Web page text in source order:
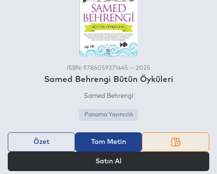
ISBN: 9786059371445 — 2025
Samed Behrengi Bütün Öyküleri
Samed Behrengi
Panama Yayıncılık
Özet Tam Metin
Satın Al